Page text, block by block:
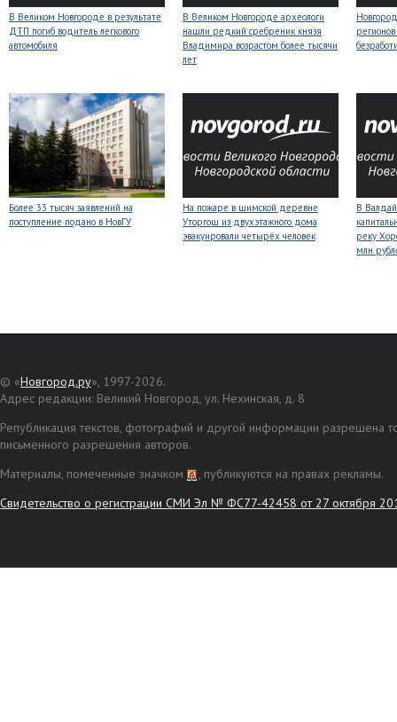
В Великом Новгороде в результате
ДТП погиб водитель легкового
автомобиля
В Великом Новгороде археологи
нашли редкий сребреник князя
Владимира возрастом более тысячи
лет
Более 33 тысяч заявлений на
поступление подано в НовГУ
На пожаре в шимской деревне
Уторгош из двухэтажного дома
эвакуировали четырёх человек
В
реку
млн
© «Новгород.ру», 1997-2026.
Адрес редакции: Великий Новгород, ул. Нехинская, д. 8
Републикация текстов, фотографий и другой информации разрешена
письменного разрешения авторов.
Материалы, помеченные значком
, публикуются на правах рекламы.
Свидетельство о регистрации СМИ Эл № ФС77-42458 от 27 октября